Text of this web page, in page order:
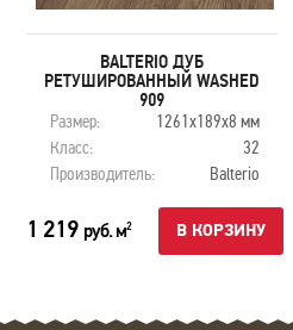
BALTERIO ДУБ
РЕТУШИРОВАННЫЙ WASHED
909
Размер:
1261х189х8 мм
Класс:
32
Производитель:
Balterio
1 219 руб. м2 В КОРЗИНУ